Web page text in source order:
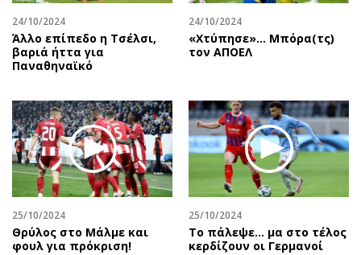
Υγεία
Πολιτική
Βουλευτικές 2026
Προεδρικές 2023
Δημοσκοπήσεις
Διπλωματία
Αθλητισμός
Κύπρος
Ελλάδα
Διεθνή
The Hill
Υγεία
Αγγελίες
Πωλούνται
Ζητούν εργασία
Θέσεις εργασίας
Geek
Νέα
Κινητά-tablets
Social
24/10/2024
Άλλο επίπεδο η Τσέλσι,
βαριά ήττα για
Παναθηναϊκό
24/10/2024
«Χτύπησε»… Μπόρα(τς)
τον ΑΠΟΕΛ
25/10/2024
Θρύλος στο Μάλμε και
φουλ για πρόκριση!
25/10/2024
Το πάλεψε... μα στο τέλος
κερδίζουν οι Γερμανοί